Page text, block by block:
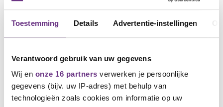
Toestemming Details Advertentie-instellingen
Verantwoord gebruik van uw gegevens
Wij en onze 16 partners verwerken je persoonlijke
gegevens (bijv. uw IP-adres) met behulp van
technologieën zoals cookies om informatie op uw
Dan heb ik goed nieuws voor je! Voor elke collega
die je aanmeldt als lid, ontvang jij een cadeaubon
toch? Voor meer informatie, ga naarwww.cnv-
ledenwerven.nl
Vragen?